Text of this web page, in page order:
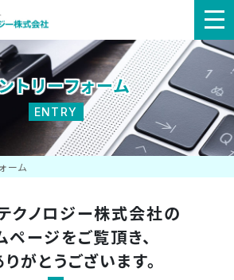
トリーフォーム
ENTRY
ーム
クノロジー株式会社の
ページをご覧頂き、
がとうございます。
メ
ュ
ー